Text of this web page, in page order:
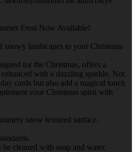
Frost Now Available!
snowy landscapes to your Christmas
for the Christmas, offers a
with a dazzling sparkle. Not
cards but also add a magical touch
your Christmas spirit with
snow textured surface.
be cleaned with soap and water.